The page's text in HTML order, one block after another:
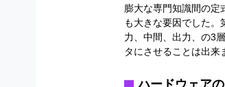
膨大な専門知識間の定
も大きな要因でした。
力、中間、出力、の3
タにさせることは出来